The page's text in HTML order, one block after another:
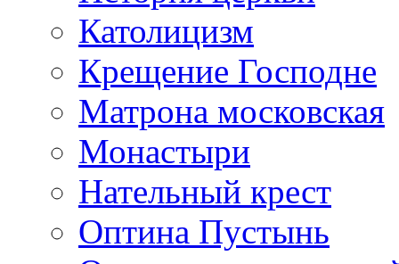
Католицизм
Крещение Господне
Матрона московская
Монастыри
Нательный крест
Оптина Пустынь